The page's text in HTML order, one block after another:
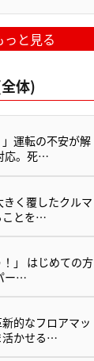
っと見る
体)
」運転の不安が解
応。死…
く覆したクルマ
ことを…
！」 はじめての方
ー…
的なフロアマッ
活かせる…